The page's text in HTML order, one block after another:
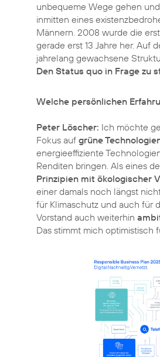
unbequeme Wege gehen
inmitten eines
Männern. 2008 wurde die
gerade erst 13 Jahre her. Auf
jahrelang gewachsene
Den Status quo in Frage zu
Welche persönlichen
Peter Löscher: Ich möchte
Fokus auf grüne
energieeffiziente
Renditen bringen. Als eines
Prinzipien mit ökologischer
einer damals noch längst
für Klimaschutz und auch für
Vorstand auch weiterhin
Das stimmt mich optimistisch